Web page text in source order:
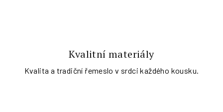
Kvalitní materiály
Kvalita a tradiční řemeslo v srdci každého kousku.